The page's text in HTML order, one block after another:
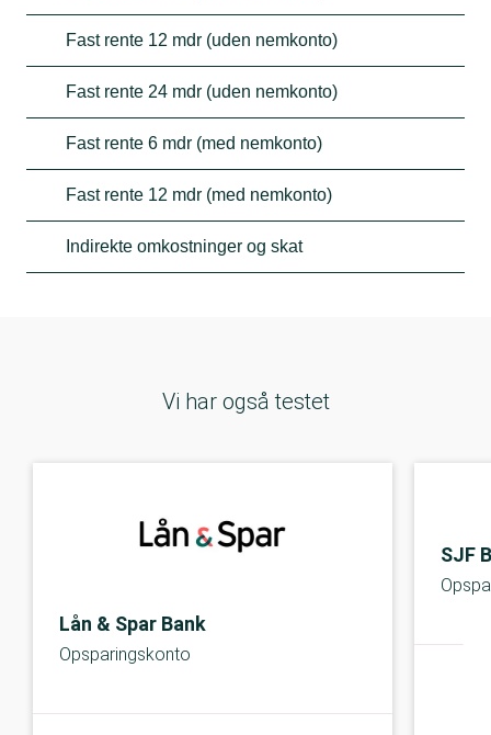
Fast rente 12 mdr (uden nemkonto)
Fast rente 24 mdr (uden nemkonto)
Fast rente 6 mdr (med nemkonto)
Fast rente 12 mdr (med nemkonto)
Indirekte omkostninger og skat
Vi har også testet
Lån & Spar Bank
Opsparingskonto
SJF